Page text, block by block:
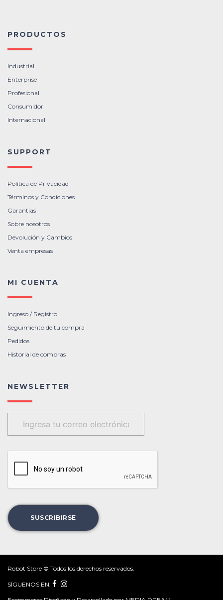
PRODUCTOS
Industrial
Enterprise
Profesional
Consumidor
Internacional
SUPPORT
Política de Privacidad
Términos y Condiciones
Garantías
Sobre nosotros
Devolución y Cambios
Venta empresas
MI CUENTA
Ingreso / Registro
Seguimiento de tu compra
Pedidos
Historial de compras
NEWSLETTER
Robot Store © Todos los derechos reservados.
SÍGUENOS EN: